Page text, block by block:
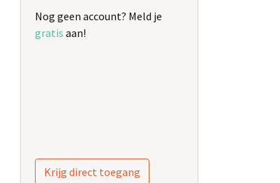
Nog geen account? Meld je
gratis aan!
Krijg direct toegang